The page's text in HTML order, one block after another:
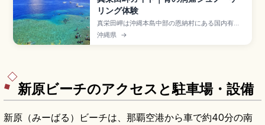
リング体験
真栄田岬は沖縄本島中部の恩納村にある国内有数
のダイビング・シュノーケリングスポットで、洞
窟入口から差し込む光が水面を青く輝かせる「青
沖縄県 →
新原ビーチのアクセスと駐車場・設備
新原（みーばる）ビーチは、那覇空港から車で約40分の南